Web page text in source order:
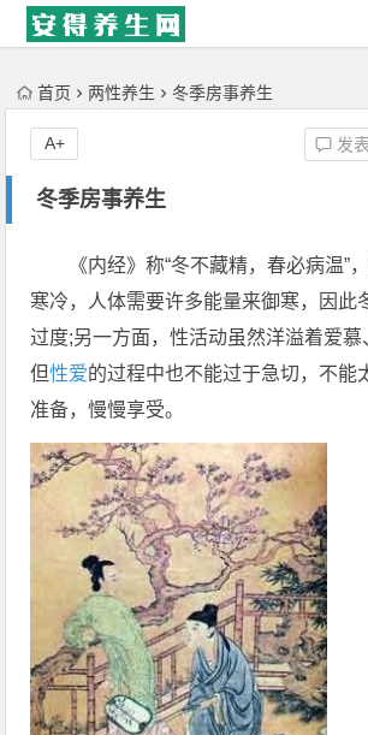
'); })();
首页 两性养生 冬季房事养生
冬季房事养生
发
A+
《内经》称“冬不藏精，春必病温”
寒冷，人体需要许多能量来御寒，因此
过度;另一方面，性活动虽然洋溢着爱慕
但性爱的过程中也不能过于急切，不能
准备，慢慢享受。